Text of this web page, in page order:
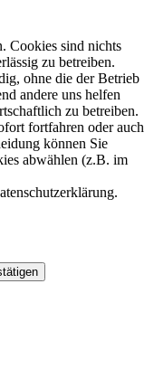
Cookies sind nichts
zu betreiben.
ohne die der Betrieb
andere uns helfen
zu betreiben.
fortfahren oder auch
können Sie
abwählen (z.B. im